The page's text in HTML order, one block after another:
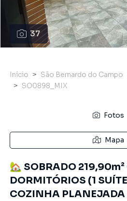
37
Início São Bernardo do Campo
SO0898_MIX
Fotos
Mapa
🏡 SOBRADO 219,90m²
DORMITÓRIOS (1
COZINHA PLANEJADA